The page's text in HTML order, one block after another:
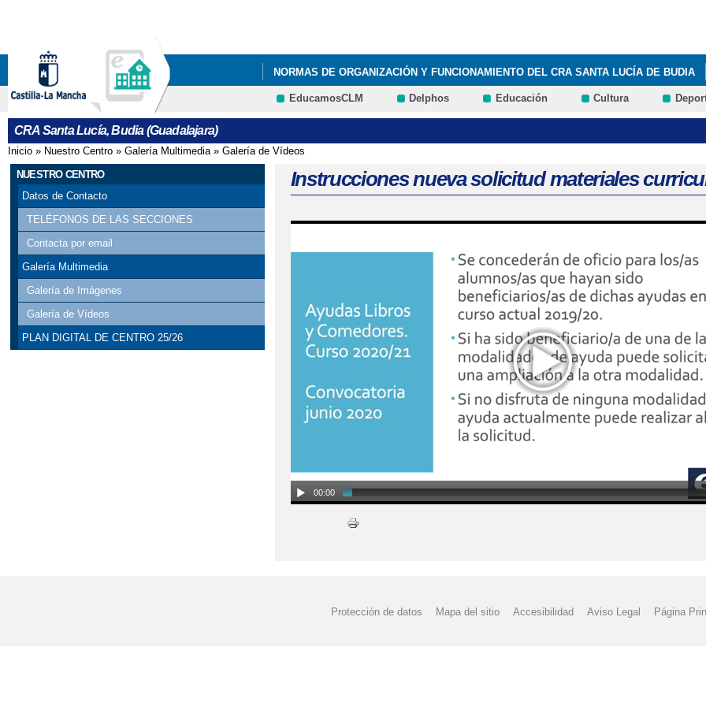
NORMAS DE ORGANIZACIÓN Y FUNCIONAMIENTO DEL CRA SANTA LUCÍA DE BUDIA
EDUCACIÓN BLOG ERASMUS+ QUÉ HACEMOS INFÓRMATE ADMISIÓN
CALENDARIO ESCOLAR DE LA PROVINCIA DE GUADALAJARA 2020/2021
ENCUENTRO DE ECOESCUELAS Y RENOVACIÓN DE "BANDERAS VERDES" A
LA HORA DEL CÓDIGO LEEMOSCLM LEEMOSCLM
LEEMOSCLM. PLATAFORMA DE PRÉSTAMO DE LIBROS ELECTRÓNICOS PARA
POPCAST ECO_CRA SANTA LUCÍA MARZO
EducamosCLM Delphos Educación Cultura
CRA Santa Lucía, Budia (Guadalajara)
Se encuentra usted aquí
Inicio » Nuestro Centro » Galería Multimedia» Galería de Vídeos
NUESTRO CENTRO
Datos de Contacto
TELÉFONOS DE LAS SECCIONES
Contacta por email
Galería Multimedia
Galería de Imágenes
Galería de Vídeos
PLAN DIGITAL DE CENTRO 25/26
Instrucciones nueva solicitud materiales
00:00
Protección de datos Mapa del sitio Accesibilidad Aviso Legal Página